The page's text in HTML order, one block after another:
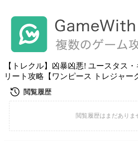
【トレクル】凶暴凶悪! ユースタス
リート攻略【ワンピース トレジャー